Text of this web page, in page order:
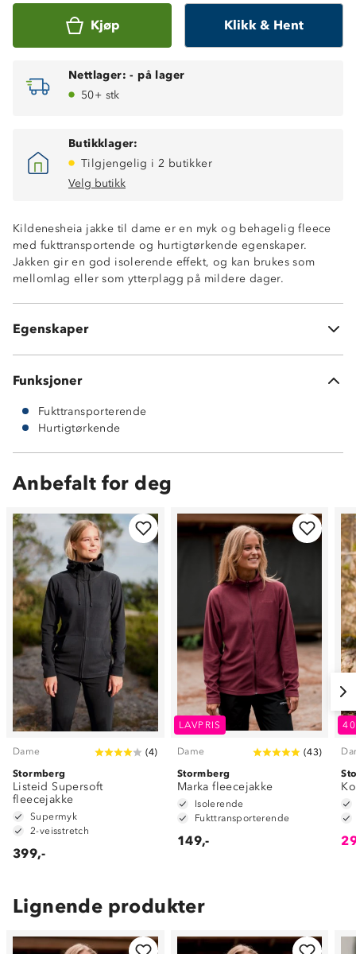
Kjøp Klikk & Hent
Nettlager: - på lager
50+ stk
Butikklager:
Tilgjengelig i 2 butikker
Velg butikk
Kildenesheia jakke til dame er en myk og behagelig fleece
med fukttransportende og hurtigtørkende egenskaper.
Jakken gir en god isolerende effekt, og kan brukes som
mellomlag eller som ytterplagg på mildere dager.
Egenskaper
Hurtigtørkende
Fukttransporterende
To stikklommer i sidesømmene
Funksjoner
Fukttransporterende
Hurtigtørkende
Anbefalt for deg
Dame (4)
Stormberg
Listeid Supersoft
fleecejakke
Supermyk
2-veisstretch
399,-
LAVPRIS
Dame (43)
Stormberg
Marka fleecejakke
Isolerende
Fukttransporterende
149,-
Lignende produkter